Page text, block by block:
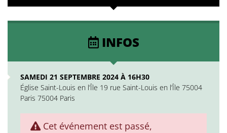
INFOS
SAMEDI 21 SEPTEMBRE 2024 À 16H30
Église Saint-Louis en l’Île 19 rue Saint-Louis en l’Île 75004
Paris 75004 Paris
Cet événement est passé,